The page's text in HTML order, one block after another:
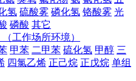
氢 硫酸雾 磷化氢 铬酸雾 光
磷酸 其它
工作场所环境）
甲苯 二甲苯 硫化氢 甲醇 三
四氯乙烯 正己烷 正戊烷 单组